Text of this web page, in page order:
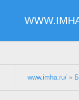
head.php"}
www.imha.ru/ »